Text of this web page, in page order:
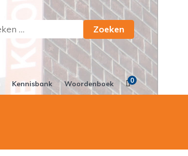
Zoeken
naar:
Kennisbank Woordenboek 0